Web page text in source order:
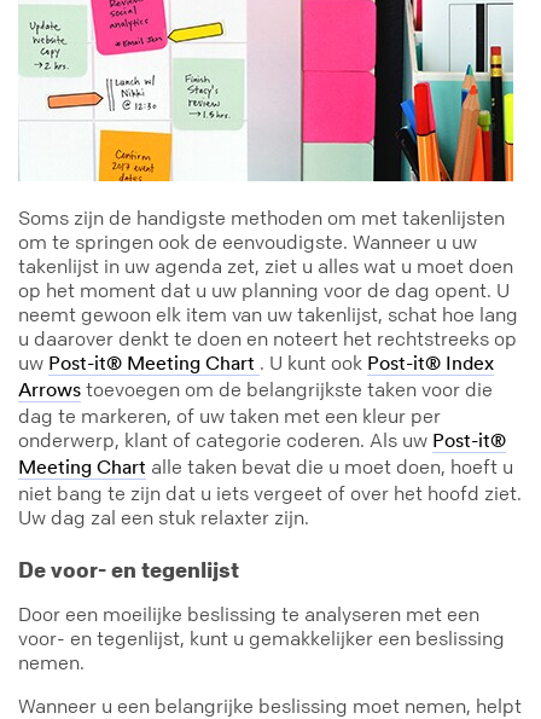
Soms zijn de handigste methoden om met takenlijsten
om te springen ook de eenvoudigste. Wanneer u uw
takenlijst in uw agenda zet, ziet u alles wat u moet doen
op het moment dat u uw planning voor de dag opent. U
neemt gewoon elk item van uw takenlijst, schat hoe lang
u daarover denkt te doen en noteert het rechtstreeks op
uw Post-it® Meeting Chart . U kunt ook Post-it® Index
Arrows toevoegen om de belangrijkste taken voor die
dag te markeren, of uw taken met een kleur per
onderwerp, klant of categorie coderen. Als uw Post-it®
Meeting Chart alle taken bevat die u moet doen, hoeft u
niet bang te zijn dat u iets vergeet of over het hoofd ziet.
Uw dag zal een stuk relaxter zijn.
De voor- en tegenlijst
Door een moeilijke beslissing te analyseren met een
voor- en tegenlijst, kunt u gemakkelijker een beslissing
nemen.
Wanneer u een belangrijke beslissing moet nemen, helpt